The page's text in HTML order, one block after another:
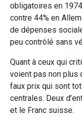
obligatoires en 1974
contre 44% en
de dépenses
peu contrôlé sans
Quant à ceux qui
voient pas non plus
faux prix qui sont
centrales. Deux
et le Franc suisse.